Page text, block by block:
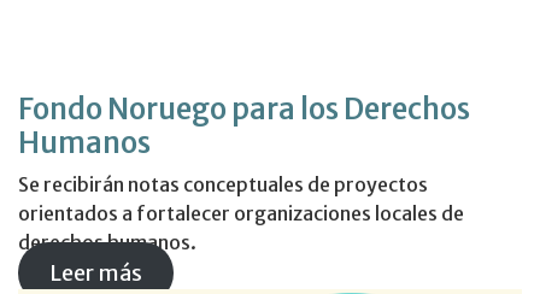
Fondo Noruego para los Derechos
Humanos
Se recibirán notas conceptuales de proyectos
orientados a fortalecer organizaciones locales de
derechos humanos.
Leer más